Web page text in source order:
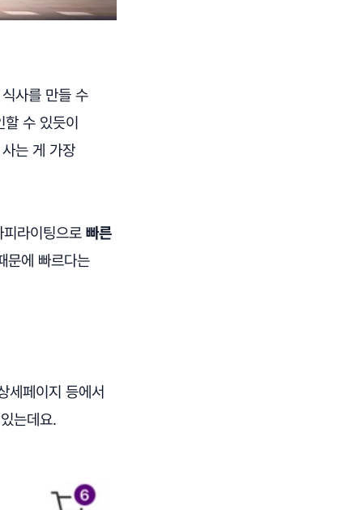
사를 만들 수
할 수 있듯이
는 게 가장
라이팅으로 빠른
문에 빠르다는
세페이지 등에서
는데요.